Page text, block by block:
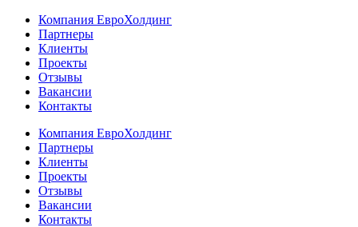
Компания ЕвроХолдинг
Партнеры
Клиенты
Проекты
Отзывы
Вакансии
Контакты
Компания ЕвроХолдинг
Партнеры
Клиенты
Проекты
Отзывы
Вакансии
Контакты